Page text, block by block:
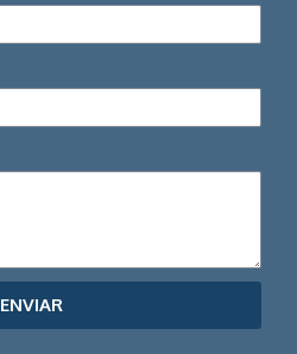
ENVIAR